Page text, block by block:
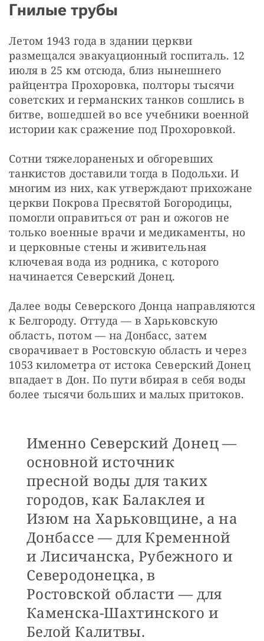
Гнилые трубы
Летом 1943 года в здании церкви
размещался эвакуационный госпиталь. 12
июля в 25 км отсюда, близ нынешнего
райцентра Прохоровка, полторы тысячи
советских и германских танков сошлись в
битве, вошедшей во все учебники военной
истории как сражение под Прохоровкой.
Сотни тяжелораненых и обгоревших
танкистов доставили тогда в Подольхи. И
многим из них, как утверждают прихожане
церкви Покрова Пресвятой Богородицы,
помогли оправиться от ран и ожогов не
только военные врачи и медикаменты, но
и церковные стены и живительная
ключевая вода из родника, с которого
начинается Северский Донец.
Далее воды Северского Донца направляются
к Белгороду. Оттуда — в Харьковскую
область, потом — на Донбасс, затем
сворачивает в Ростовскую область и через
1053 километра от истока Северский Донец
впадает в Дон. По пути вбирая в себя воды
более тысячи больших и малых притоков.
Именно Северский Донец —
основной источник
пресной воды для таких
городов, как Балаклея и
Изюм на Харьковщине, а на
Донбассе — для Кременной
и Лисичанска, Рубежного и
Северодонецка, в
Ростовской области — для
Каменска-Шахтинского и
Белой Калитвы.